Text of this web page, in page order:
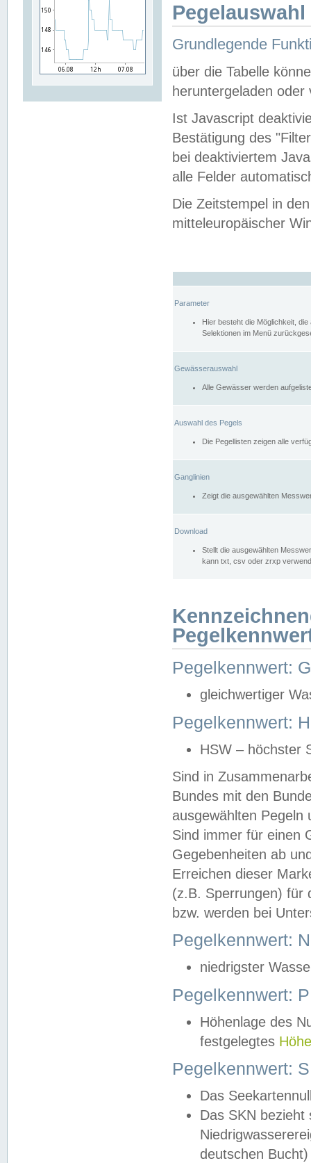
Grundlegende
über die Tabelle
heruntergeladen oder
Ist Javascript
Bestätigung des
bei deaktiviertem
alle Felder
Die Zeitstempel in
mitteleuropäischer
Parameter
Hier besteht die Möglichkeit,
Selektionen im Menü
Gewässerauswahl
Alle Gewässer werden
Auswahl des Pegels
Die Pegellisten zeigen alle
Ganglinien
Zeigt die ausgewählten
Download
Stellt die ausgewählten
kann txt, csv oder zrxp
Pegelkennwert:
gleichwertiger
Pegelkennwert:
HSW – höchster
Sind in
Bundes mit den
ausgewählten
Sind immer für einen
Gegebenheiten ab
Erreichen dieser
(z.B. Sperrungen) für
bzw. werden bei
Pegelkennwert:
niedrigster
Pegelkennwert:
Höhenlage des
festgelegtes
Pegelkennwert:
Das
Das SKN
deutschen